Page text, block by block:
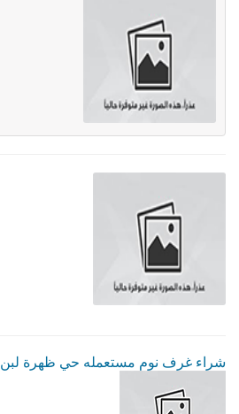
شراء غرف نوم مستعمله حي ظهرة لبن 0532946423